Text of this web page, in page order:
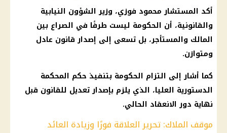
أكد المستشار محمود فوزي، وزير الشؤون النيابية
والقانونية، أن الحكومة ليست طرفًا في الصراع بين
المالك والمستأجر، بل تسعى إلى إصدار قانون عادل
ومتوازن.
كما أشار إلى التزام الحكومة بتنفيذ حكم المحكمة
الدستورية العليا، الذي يلزم بإصدار تعديل للقانون قبل
نهاية دور الانعقاد الحالي.
موقف الملاك: تحرير العلاقة فورًا وزيادة العائد